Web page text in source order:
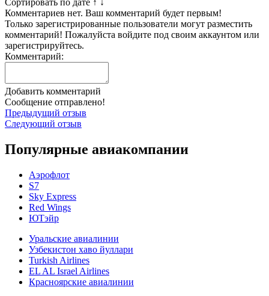
Сортировать по дате ↑ ↓
Комментариев нет. Ваш комментарий будет первым!
Только зарегистрированные пользователи могут разместить
комментарий! Пожалуйста войдите под своим аккаунтом или
зарегистрируйтесь.
Комментарий:
Добавить комментарий
Сообщение отправлено!
Предыдущий отзыв
Следующий отзыв
Популярные авиакомпании
Аэрофлот
S7
Sky Express
Red Wings
ЮТэйр
Уральские авиалинии
Узбекистон хаво йуллари
Turkish Airlines
EL AL Israel Airlines
Красноярские авиалинии